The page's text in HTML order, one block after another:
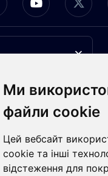
Ми
файли cookie
Цей вебсайт
cookie та інші
відстеження для
Медіа
Динамо